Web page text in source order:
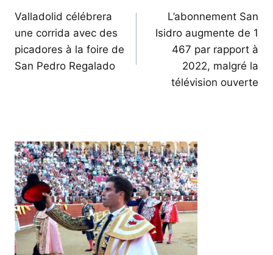
de
l’article
Valladolid célébrera
une corrida avec des
picadores à la foire de
San Pedro Regalado
L’abonnement San
Isidro augmente de 1
467 par rapport à
2022, malgré la
télévision ouverte